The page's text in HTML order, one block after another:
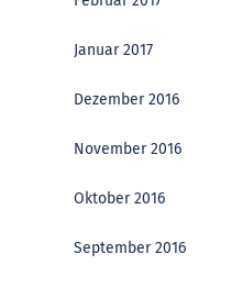
Januar 2017
Dezember 2016
November 2016
Oktober 2016
September 2016